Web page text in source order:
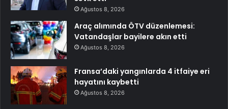
Ağustos 8, 2026
Araç alımında ÖTV düzenlemesi:
Vatandaşlar bayilere akın etti
Ağustos 8, 2026
Fransa’daki yangınlarda 4 itfaiye eri
hayatını kaybetti
Ağustos 8, 2026